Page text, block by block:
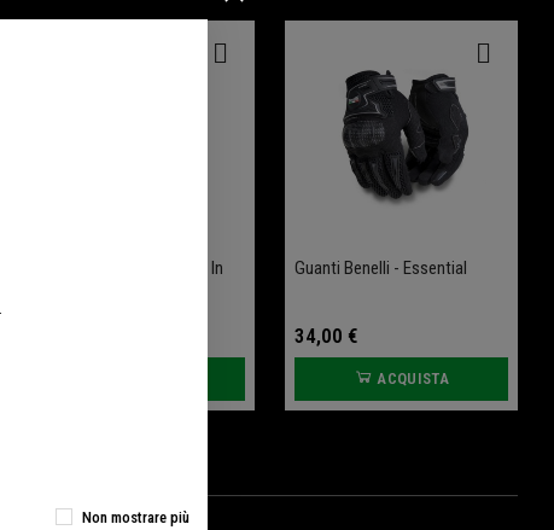
Guanti Benelli Con Palmo In
Guanti Benelli - Essential
34,00 €
ACQUISTA
Non mostrare più